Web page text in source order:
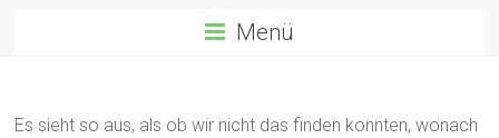
Menü
Es sieht so aus, als ob wir nicht das finden konnten, wonach